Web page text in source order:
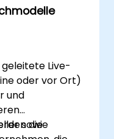
KI
Live-
oder vor Ort)
und
sowie
die